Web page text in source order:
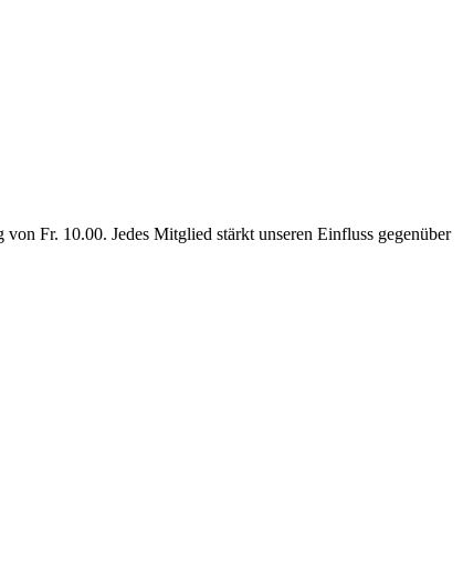
Fr. 10.00. Jedes Mitglied stärkt unseren Einfluss gegenüber